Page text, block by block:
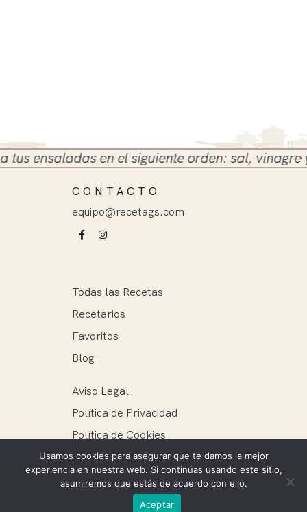
en el siguiente orden: sal, vinagre y
CONTACTO
equipo@recetags.com
Todas las Recetas
Recetarios
Favoritos
Blog
Aviso Legal
Política de Privacidad
Política de Cookies
Recetags ® 2025. Todos los derechos reservados.
Mantenimiento web: Ellie Miguel
Usamos cookies para asegurar que te damos la mejor
experiencia en nuestra web. Si continúas usando este sitio,
asumiremos que estás de acuerdo con ello.
Aceptar